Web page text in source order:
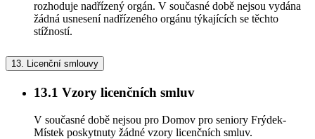
rozhoduje nadřízený orgán. V současné době nejsou vydána
žádná usnesení nadřízeného orgánu týkajících se těchto
stížností.
13. Licenční smlouvy
13.1 Vzory licenčních smluv
V současné době nejsou pro Domov pro seniory Frýdek-
Místek poskytnuty žádné vzory licenčních smluv.